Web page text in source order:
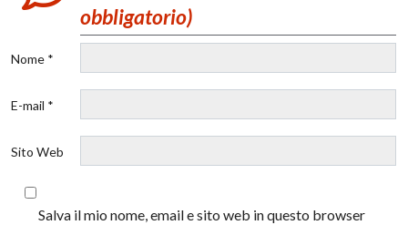
obbligatorio)
Nome *
E-mail *
Sito Web
Salva il mio nome, email e sito web in questo browser